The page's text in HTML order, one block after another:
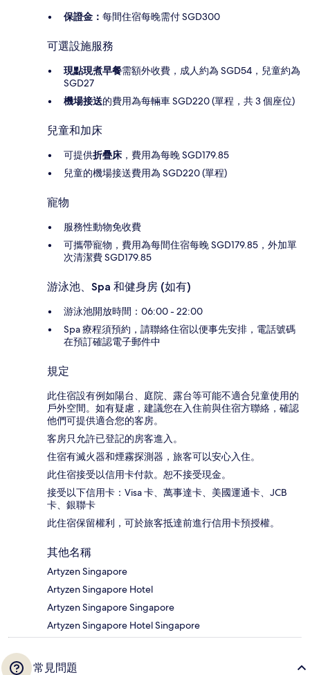
保證金： 每間住宿每晚需付 SGD300
可選設施服務
現點現煮早餐需額外收費，成人約為 SGD54，兒童約為
SGD27
機場接送的費用為每輛車 SGD220 (單程，共 3 個座位)
兒童和加床
可提供折疊床 ，費用為每晚 SGD179.85
兒童的機場接送費用為 SGD220 (單程)
寵物
服務性動物免收費
可攜帶寵物，費用為每間住宿每晚 SGD179.85，外加單
次清潔費 SGD179.85
游泳池、Spa 和健身房 (如有)
游泳池開放時間：06:00 - 22:00
Spa 療程須預約，請聯絡住宿以便事先安排，電話號碼
在預訂確認電子郵件中
規定
此住宿設有例如陽台、庭院、露台等可能不適合兒童使用的
戶外空間。如有疑慮，建議您在入住前與住宿方聯絡，確認
他們可提供適合您的客房。
客房只允許已登記的房客進入。
住宿有滅火器和煙霧探測器，旅客可以安心入住。
此住宿接受以信用卡付款。恕不接受現金。
接受以下信用卡：Visa 卡、萬事達卡、美國運通卡、JCB
卡、銀聯卡
此住宿保留權利，可於旅客抵達前進行信用卡預授權。
其他名稱
Artyzen Singapore
Artyzen Singapore Hotel
Artyzen Singapore Singapore
Artyzen Singapore Hotel Singapore
常見問題